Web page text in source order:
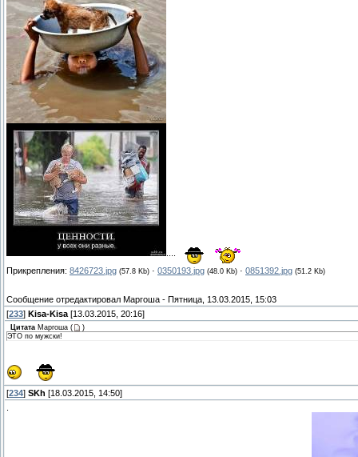
....
Прикрепления: 8426723.jpg (57.8 Kb) · 0350193.jpg (48.0 Kb) · 0851392.jpg (51.2 Kb)
Сообщение отредактировал Маргоша - Пятница, 13.03.2015, 15:03
[233] Kisa-Kisa [13.03.2015, 20:16]
Цитата Маргоша (
)
ЭТО по мужски!
[234] SKh [18.03.2015, 14:50]